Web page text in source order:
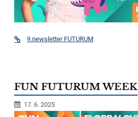
9.newsletter FUTURUM
FUN FUTURUM WEEK
17. 6. 2025